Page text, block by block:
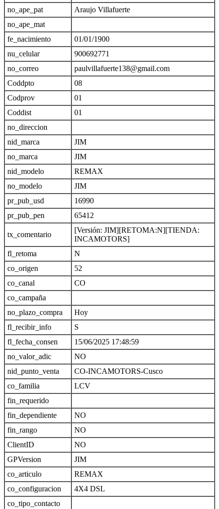
no_ape_pat
Araujo Villafuerte
no_ape_mat
fe_nacimiento
01/01/1900
nu_celular
900692771
no_correo
paulvillafuerte138@gmail.com
Coddpto
08
Codprov
01
Coddist
01
no_direccion
nid_marca
JIM
no_marca
JIM
nid_modelo
REMAX
no_modelo
JIM
pr_pub_usd
16990
pr_pub_pen
65412
tx_comentario
[Versión: JIM][RETOMA:N][TIENDA:
INCAMOTORS]
fl_retoma
N
co_origen
52
co_canal
CO
co_campaña
no_plazo_compra
Hoy
fl_recibir_info
S
fl_fecha_consen
15/06/2025 17:48:59
no_valor_adic
NO
nid_punto_venta
CO-INCAMOTORS-Cusco
co_familia
LCV
fin_requerido
fin_dependiente
NO
fin_rango
NO
ClientID
NO
GPVersion
JIM
co_articulo
REMAX
co_configuracion
4X4 DSL
co_tipo_contacto